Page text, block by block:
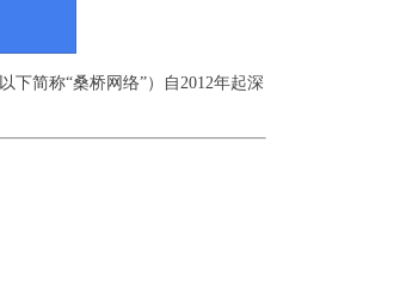
以下简称“桑桥网络”）自2012年起深